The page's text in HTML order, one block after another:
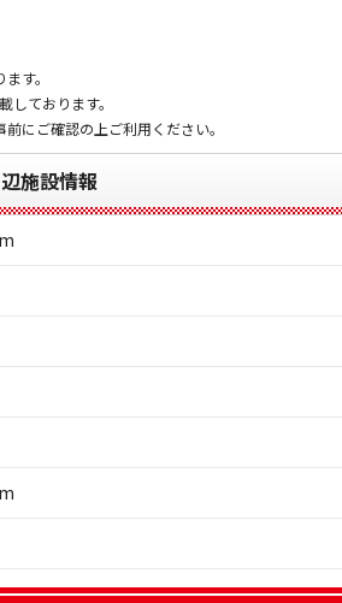
す。
ております。
にご確認の上ご利用ください。
施設情報